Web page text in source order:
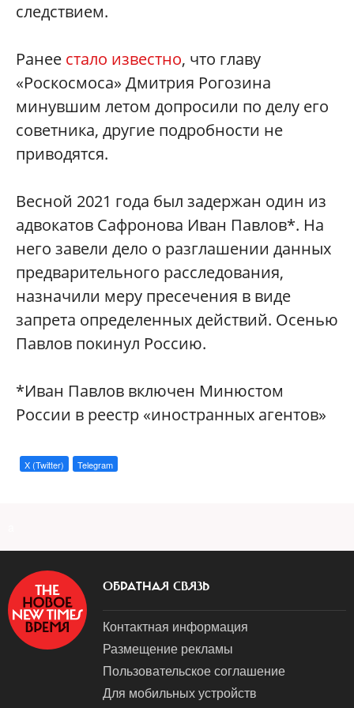
следствием.
Ранее стало известно, что главу
«Роскосмоса» Дмитрия Рогозина
минувшим летом допросили по делу его
советника, другие подробности не
приводятся.
Весной 2021 года был задержан один из
адвокатов Сафронова Иван Павлов*. На
него завели дело о разглашении данных
предварительного расследования,
назначили меру пресечения в виде
запрета определенных действий. Осенью
Павлов покинул Россию.
*Иван Павлов включен Минюстом
России в реестр «иностранных агентов»
X (Twitter) Telegram
ОБРАТНАЯ СВЯЗЬ
Контактная информация
Размещение рекламы
Пользовательское соглашение
Для мобильных устройств